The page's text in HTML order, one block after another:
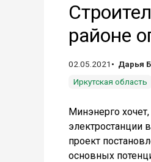
районе
02.05.2021
Дарья
Иркутская область
Минэнерго
электростанции
проект
основных